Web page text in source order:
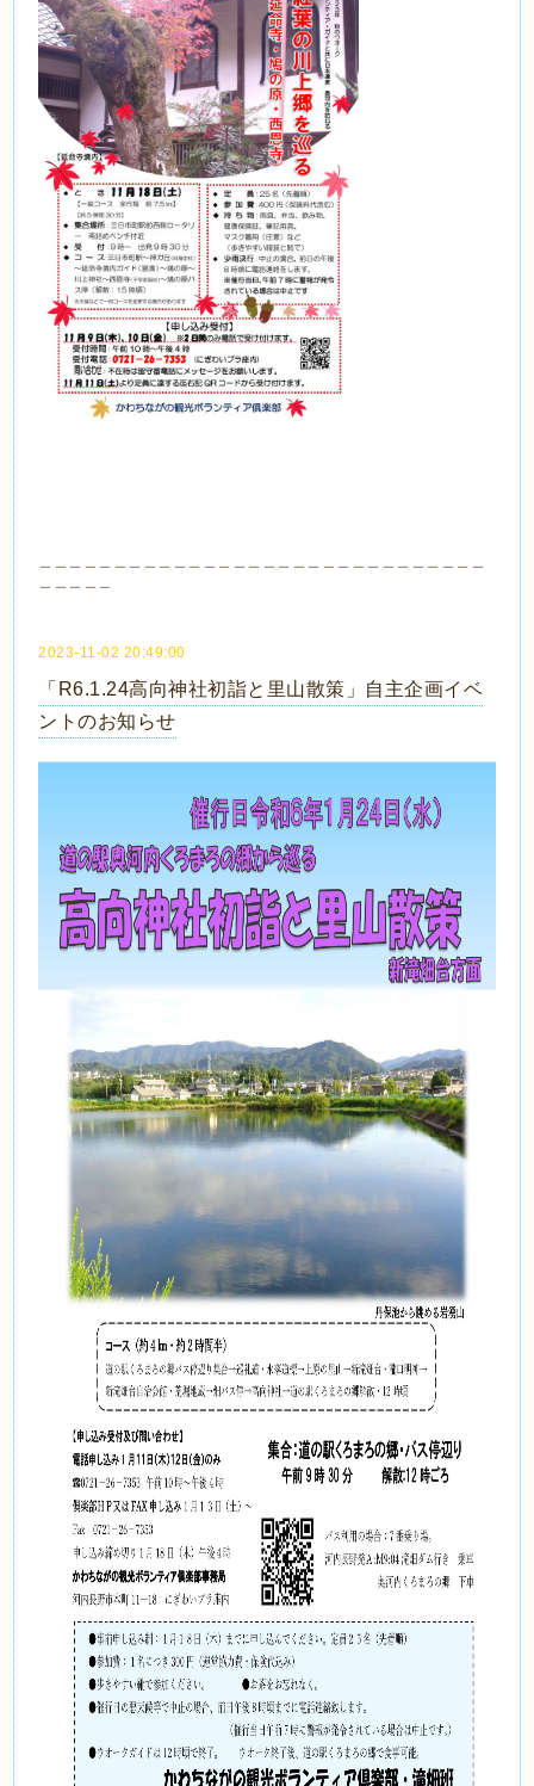
2023-11-02 20:49:00
「R6.1.24高向神社初詣と里山散策」自主企画イベ
ントのお知らせ